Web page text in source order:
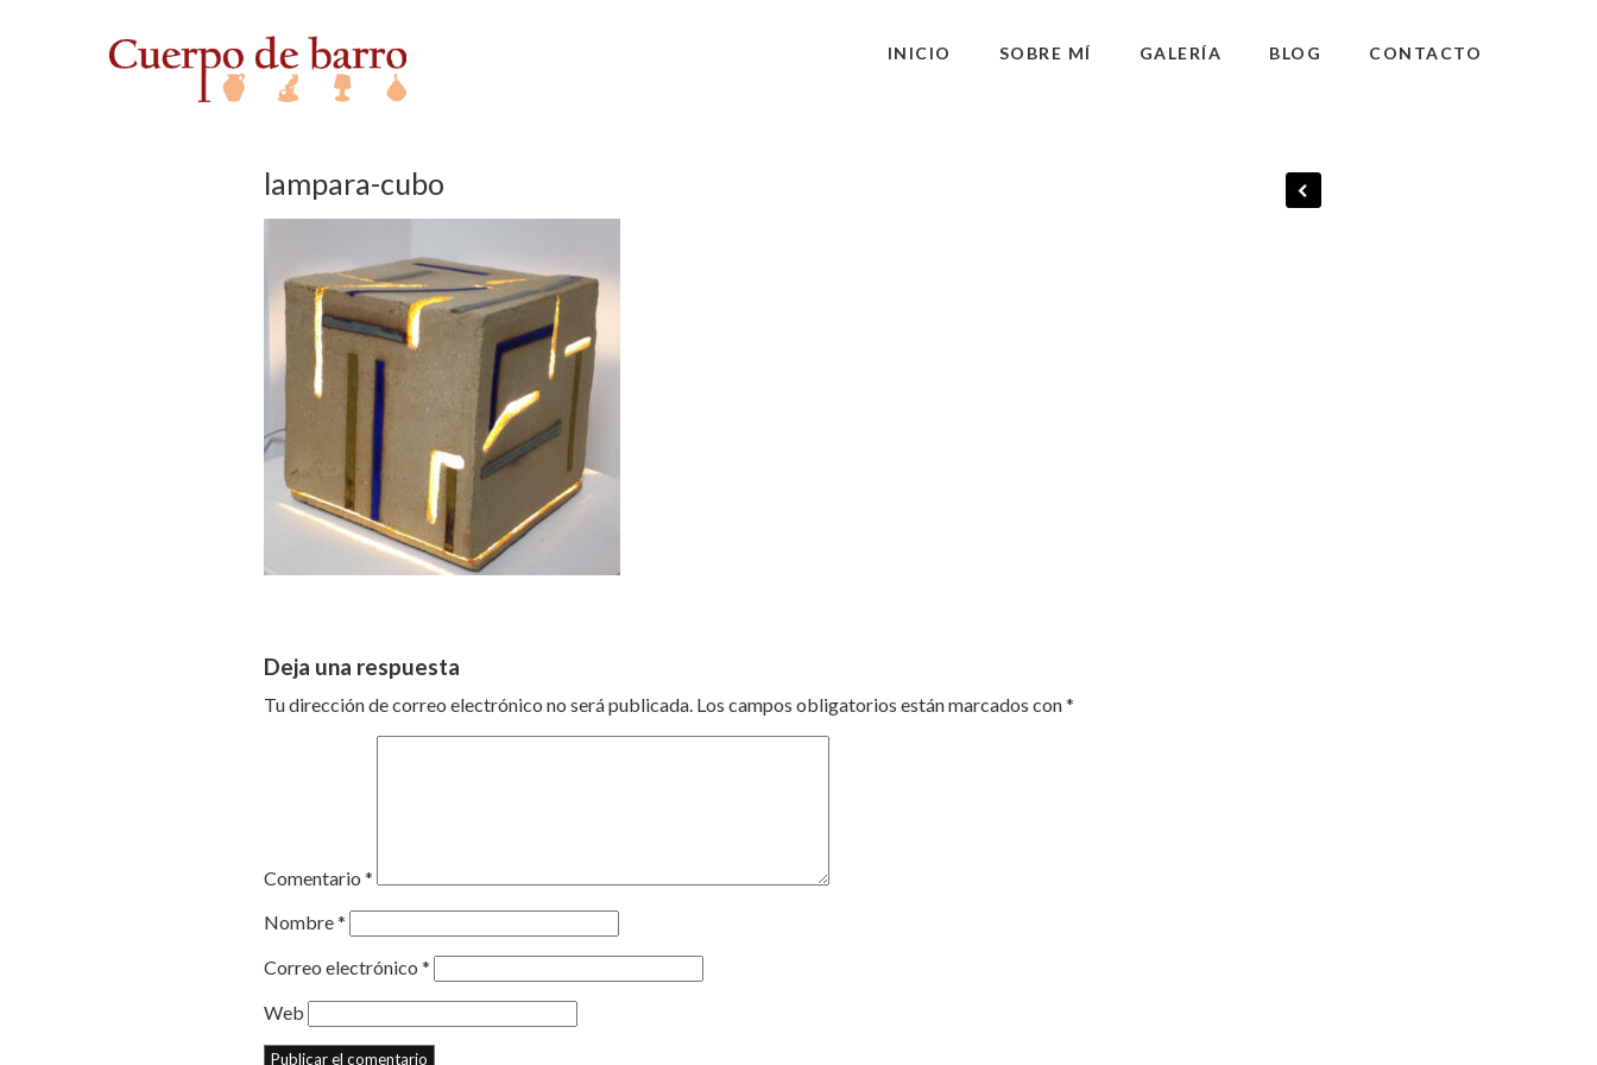
INICIO SOBRE MÍ GALERÍA BLOG CONTACTO
lampara-cubo
Deja una respuesta
Tu dirección de correo electrónico no será publicada. Los campos obligatorios están marcados con*
Comentario *
Nombre*
Correo electrónico *
Web